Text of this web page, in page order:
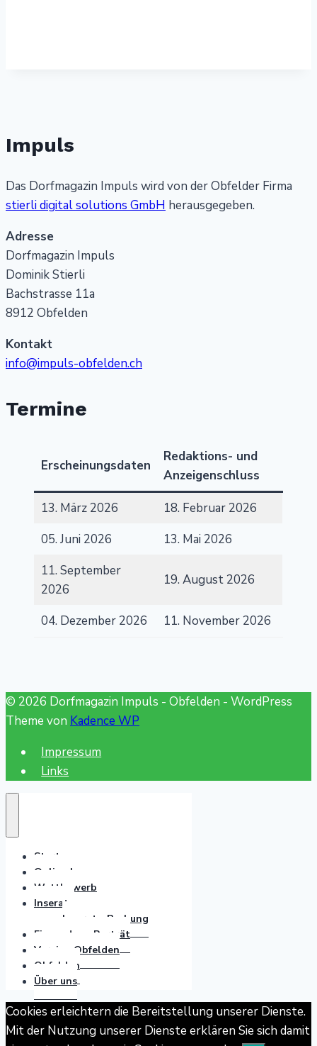
Impuls
Das Dorfmagazin Impuls wird von der Obfelder Firma
stierli digital solutions GmbH herausgegeben.
Adresse
Dorfmagazin Impuls
Dominik Stierli
Bachstrasse 11a
8912 Obfelden
Kontakt
info@impuls-obfelden.ch
Termine
Erscheinungsdaten
Redaktions- und
Anzeigenschluss
13. März 2026
18. Februar 2026
05. Juni 2026
13. Mai 2026
11. September
2026
19. August 2026
04. Dezember 2026 11. November 2026
© 2026 Dorfmagazin Impuls - Obfelden - WordPress
Theme von Kadence WP
Impressum
Links
Start
Online lesen
Wettbewerb
Inserate
Inserate-Buchung
Einsendung Porträt
Vereine Obfelden
Obfelden
Über uns
Cookies erleichtern die Bereitstellung unserer Dienste.
Mit der Nutzung unserer Dienste erklären Sie sich damit